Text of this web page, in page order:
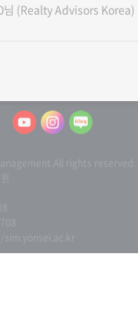
님 (Realty Advisors Korea)
All rights reserved.